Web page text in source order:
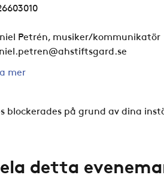
Petrén, musiker/kommunikatör
mer
blockerades på grund av dina
detta